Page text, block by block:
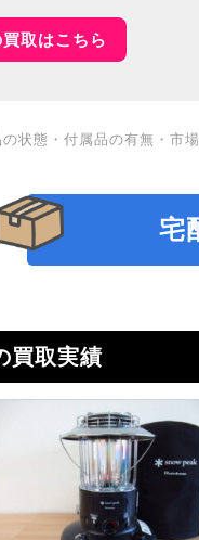
取はこちら
状態・付属品の有無・市
宅
買取実績